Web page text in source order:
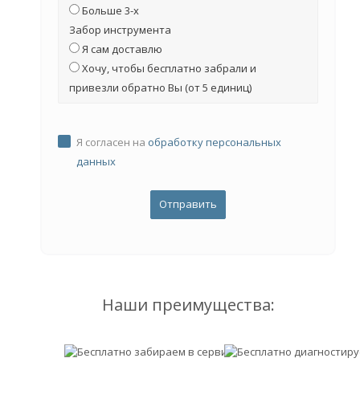
Больше 3-х
Забор инструмента
Я сам доставлю
Хочу, чтобы бесплатно забрали и
привезли обратно Вы (от 5 единиц)
Я согласен на обработку персональных
данных
Наши преимущества: